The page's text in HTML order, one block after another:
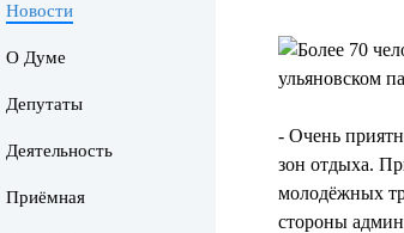
Новости
О Думе
Депутаты
Деятельность
Приёмная
- Очень
зон отдыха.
молодёжных
стороны